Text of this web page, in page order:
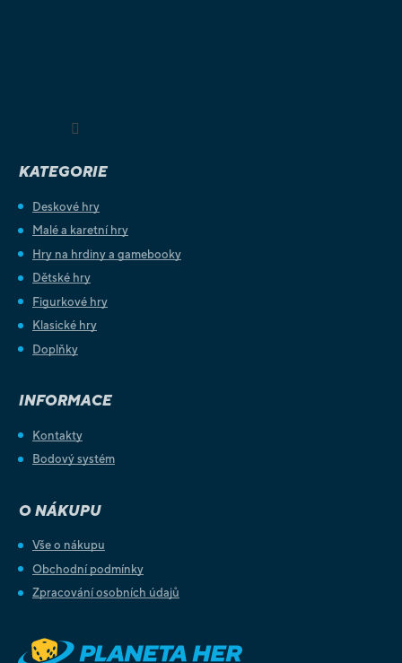
KATEGORIE
Deskové hry
Malé a karetní hry
Hry na hrdiny a gamebooky
Dětské hry
Figurkové hry
Klasické hry
Doplňky
INFORMACE
Kontakty
Bodový systém
O NÁKUPU
Vše o nákupu
Obchodní podmínky
Zpracování osobních údajů